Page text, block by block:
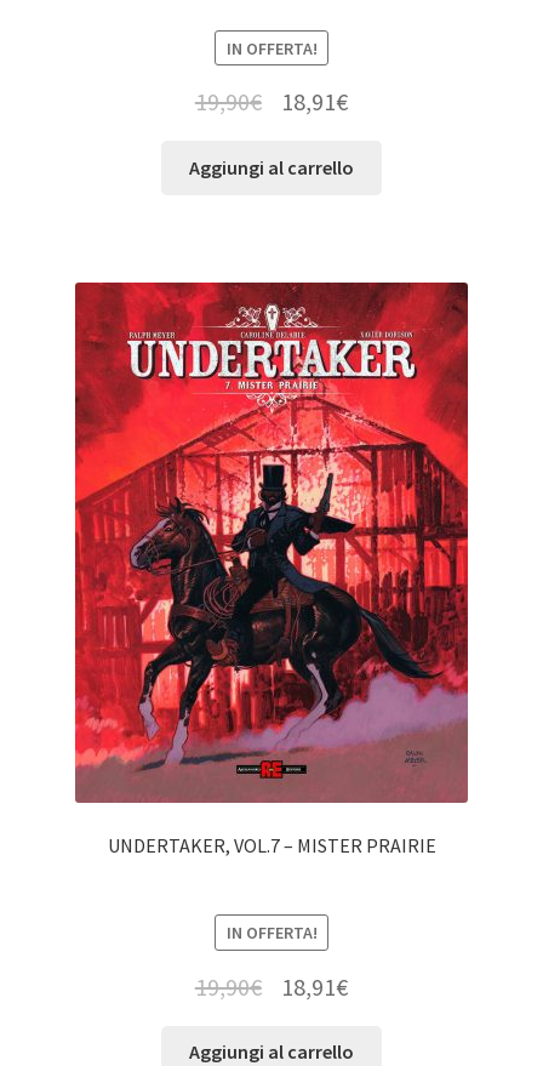
IN OFFERTA!
19,90€ 18,91€
Aggiungi al carrello
UNDERTAKER, VOL.7 – MISTER PRAIRIE
IN OFFERTA!
19,90€ 18,91€
Aggiungi al carrello